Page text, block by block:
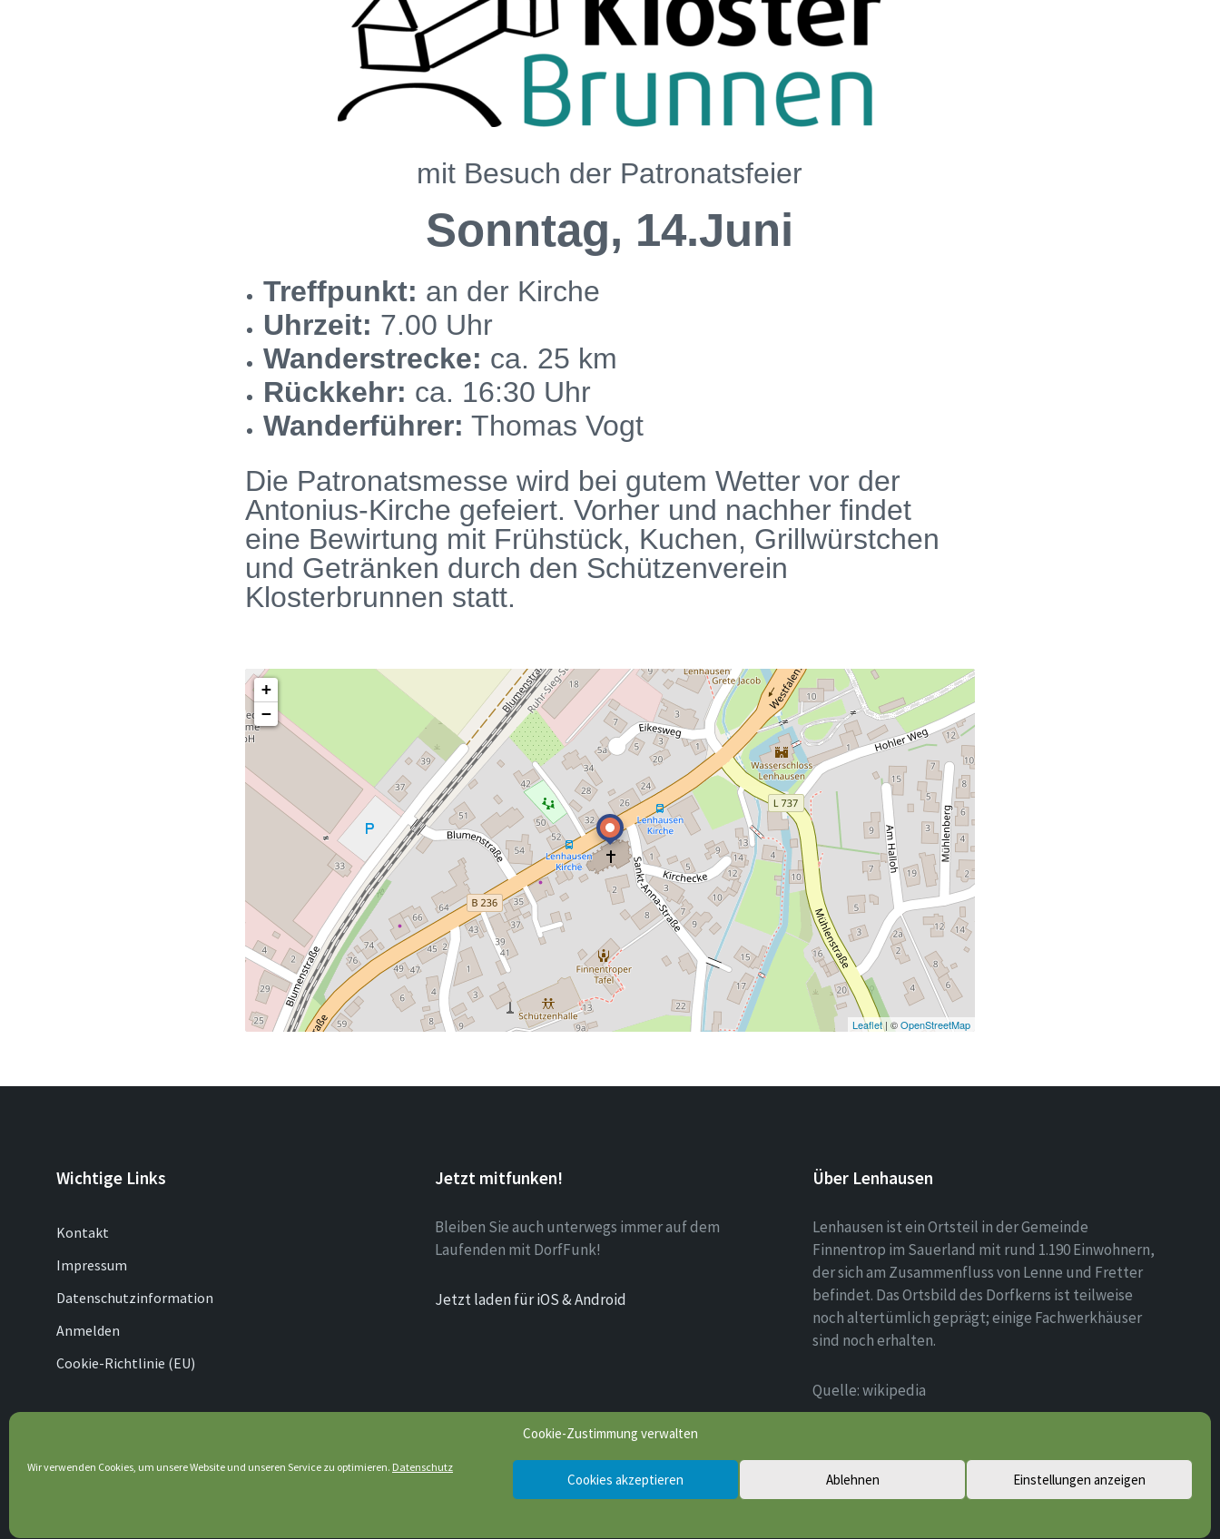
Cookie-Zustimmung verwalten
Wir verwenden Cookies, um unsere Website und unseren Service zu optimieren. Datenschutz
Cookies akzeptieren Ablehnen Einstellungen anzeigen
mit Besuch der Patronatsfeier
Sonntag, 14.Juni
Treffpunkt: an der Kirche
Uhrzeit: 7.00 Uhr
Wanderstrecke: ca. 25 km
Rückkehr: ca. 16:30 Uhr
Wanderführer: Thomas Vogt
Die Patronatsmesse wird bei gutem Wetter vor der
Antonius-Kirche gefeiert. Vorher und nachher findet
eine Bewirtung mit Frühstück, Kuchen, Grillwürstchen
und Getränken durch den Schützenverein
Klosterbrunnen statt.
+
−
Leaflet| ©OpenStreetMap
Wichtige Links
Kontakt
Impressum
Datenschutzinformation
Anmelden
Cookie-Richtlinie (EU)
Jetzt mitfunken!
Bleiben Sie auch unterwegs immer auf dem
Laufenden mit DorfFunk!
Jetzt laden für iOS & Android
Über Lenhausen
Lenhausen ist ein Ortsteil in der Gemeinde
Finnentrop im Sauerland mit rund 1.190 Einwohnern,
der sich am Zusammenfluss von Lenne und Fretter
befindet. Das Ortsbild des Dorfkerns ist teilweise
noch altertümlich geprägt; einige Fachwerkhäuser
sind noch erhalten.
Quelle: wikipedia